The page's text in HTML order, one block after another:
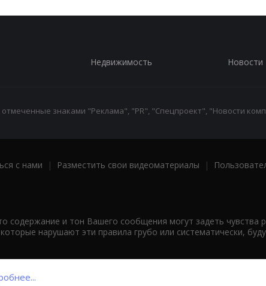
Недвижимость Новости
знаками "Реклама", "PR", "Спецпроект", "Новости
с нами | Разместить свои видеоматериалы |
и тон Вашего сообщения могут задеть чувства
нарушают эти правила грубо или систематически,